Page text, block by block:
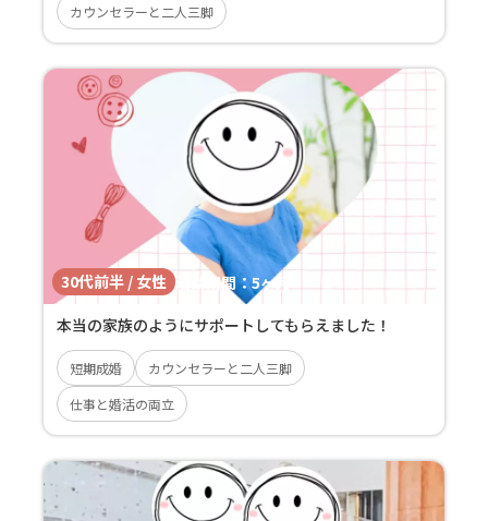
カウンセラーと二人三脚
30代前半 / 女性 活動期間：5ヶ月
本当の家族のようにサポートしてもらえました！
短期成婚
カウンセラーと二人三脚
仕事と婚活の両立